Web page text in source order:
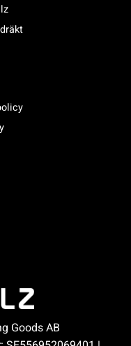
Goods AB